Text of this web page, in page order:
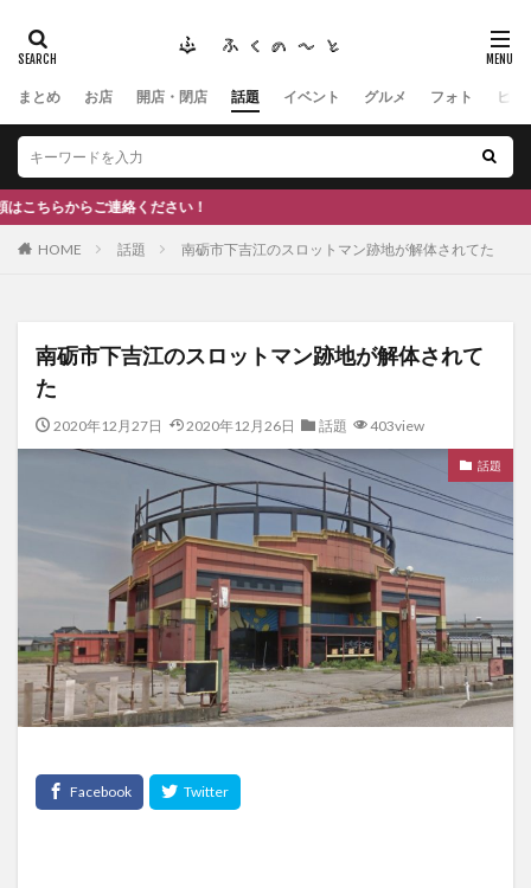
まとめ お店 開店・閉店 話題 イベント グルメ フォト ヒト
ださい！
HOME 話題 南砺市下吉江のスロットマン跡地が解体されてた
南砺市下吉江のスロットマン跡地が解体されて
た
2020年12月27日 2020年12月26日 話題 403view
話題
タグ
#ふくの里 南砺 福野 福光 神社
南砺市
南砺市、福光、カフェ
#イタリアン
ひーちゃん
IOXアローザ